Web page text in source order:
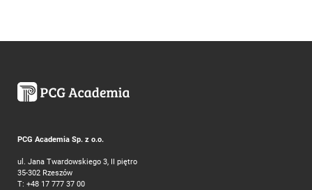
PCG Academia Sp. z o.o.
ul. Jana Twardowskiego 3, II piętro
35-302 Rzeszów
T: +48 17 777 37 00